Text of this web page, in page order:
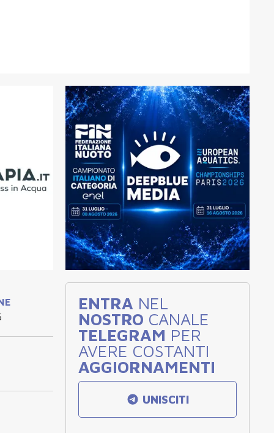
ENTRA NEL
NOSTRO CANALE
TELEGRAM PER
AVERE COSTANTI
AGGIORNAMENTI
UNISCITI